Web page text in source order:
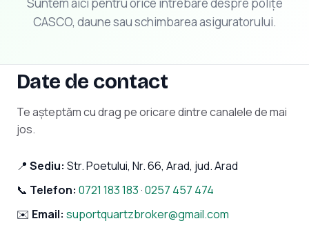
CASCO, daune sau schimbarea asiguratorului.
Date de contact
Te așteptăm cu drag pe oricare dintre canalele de mai
jos.
📍 Sediu: Str. Poetului, Nr. 66, Arad, jud. Arad
📞 Telefon: 0721 183 183·0257 457 474
✉️ Email: suportquartzbroker@gmail.com